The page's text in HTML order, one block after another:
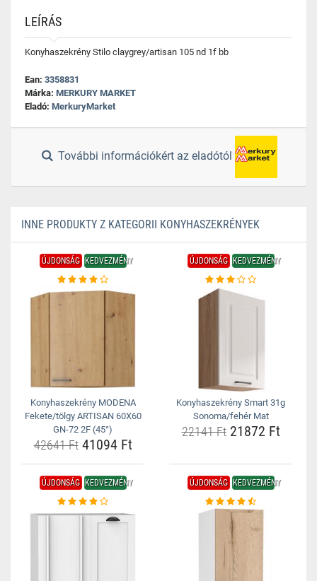
LEÍRÁS
Konyhaszekrény Stilo claygrey/artisan 105 nd 1f bb
Ean: 3358831
Márka: MERKURY MARKET
Eladó: MerkuryMarket
További információkért az eladótól
INNE PRODUKTY Z KATEGORII KONYHASZEKRÉNYEK
ÚJDONSÁG KEDVEZMÉNY
Konyhaszekrény MODENA
Fekete/tölgy ARTISAN 60X60
GN-72 2F (45°)
42641 Ft41094 Ft
ÚJDONSÁG KEDVEZMÉNY
Konyhaszekrény Smart 31g
Sonoma/fehér Mat
22141 Ft21872 Ft
ÚJDONSÁG KEDVEZMÉNY ÚJDONSÁG KEDVEZMÉNY